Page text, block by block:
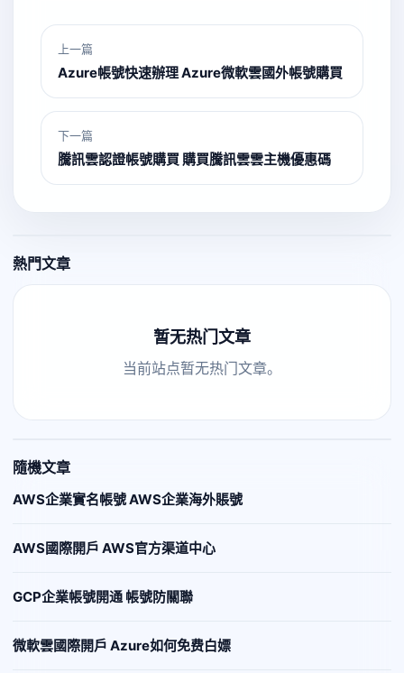
上一篇
Azure帳號快速辦理 Azure微軟雲國外帳號購買
下一篇
騰訊雲認證帳號購買 購買騰訊雲雲主機優惠碼
熱門文章
暂无热门文章
当前站点暂无热门文章。
隨機文章
AWS企業實名帳號 AWS企業海外賬號
AWS國際開戶 AWS官方渠道中心
GCP企業帳號開通 帳號防關聯
微軟雲國際開戶 Azure如何免费白嫖